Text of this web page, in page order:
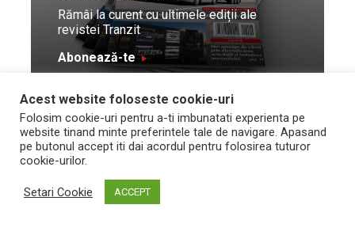
Rămâi la curent cu ultimele ediții ale
revistei Tranzit
Abonează-te
© Toate drepturile
rezervate Trafic Media
2026
Design by
and development by Neo
Vision Technologies
Acest website foloseste cookie-uri
Folosim cookie-uri pentru a-ti imbunatati experienta pe
website tinand minte preferintele tale de navigare. Apasand
pe butonul accept iti dai acordul pentru folosirea tuturor
cookie-urilor.
Setari Cookie ACCEPT